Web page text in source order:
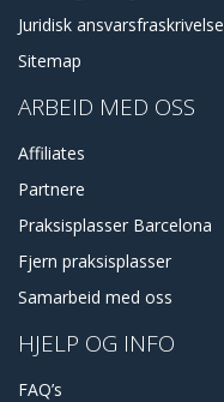
Juridisk ansvarsfraskrivelse
Sitemap
ARBEID MED OSS
Affiliates
Partnere
Praksisplasser Barcelona
Fjern praksisplasser
Samarbeid med oss
HJELP OG INFO
FAQ’s